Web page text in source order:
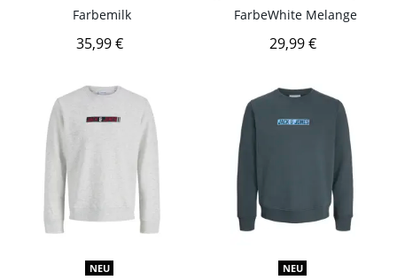
Farbemilk
35,99 €
FarbeWhite Melange
29,99 €
NEU NEU